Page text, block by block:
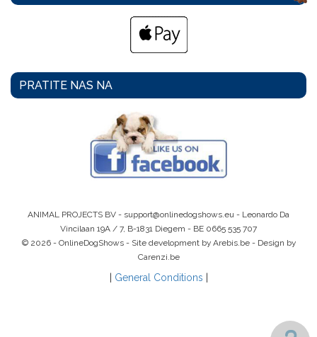
PRATITE NAS NA
ANIMAL PROJECTS BV - support@onlinedogshows.eu - Leonardo Da
Vincilaan 19A / 7, B-1831 Diegem - BE 0665 535 707
© 2026 - OnlineDogShows - Site development by Arebis.be - Design by
Carenzi.be
General Conditions